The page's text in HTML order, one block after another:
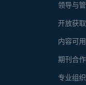
领导与
开放获
内容可
期刊合
专业组